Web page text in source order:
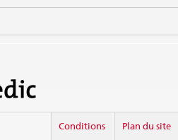
Conditions Plan du site